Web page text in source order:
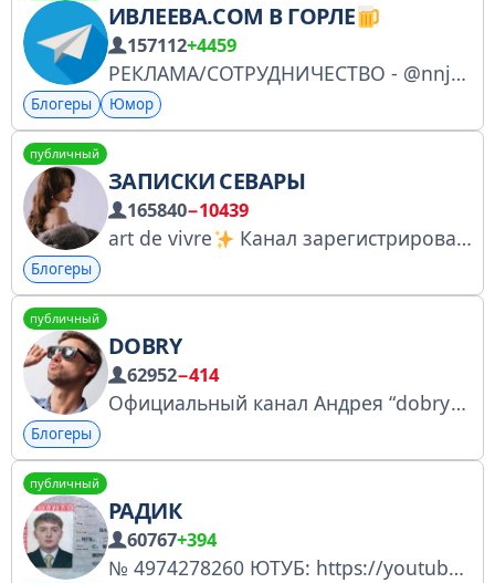
ИВЛЕЕВА.COM В ГОРЛЕ
157112+4459
РЕКЛАМА/СОТРУДНИЧЕСТВО - @nnjd4ever Никита регистрация https://clck.ru/3FmhB2
Блогеры Юмор
публичный
ЗАПИСКИ СЕВАРЫ
165840−10439
art de vivre Канал зарегистрирован на ГосУслугах https://knd.gov.ru/license?id=6734beb81222ae319ecd9445&registryType=bloggersPermission Pr&Commercial: @se_vara @Dyfynichka_theone1
Блогеры
публичный
DOBRY
62952−414
Официальный канал Андрея “dobry” Дороничева Сайт и запись на личную встречу: www.doronichev.com
Блогеры
публичный
РАДИК
60767+394
№ 4974278260 ЮТУБ: https://youtube.com/channel/UCOpcKGOflDK6E1DIelh2KoA БУСТИ: https://boosty.to/radnulka?share=io СОТРУДНИЧЕСТВО: https://t.me/Spbtusareklama